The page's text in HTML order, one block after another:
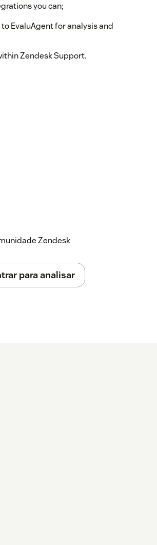
you can;
EvaluAgent for analysis and
Zendesk Support.
Zendesk
para analisar